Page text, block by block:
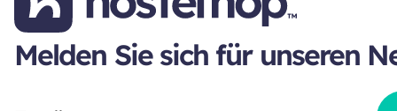
Melden Sie sich für unseren